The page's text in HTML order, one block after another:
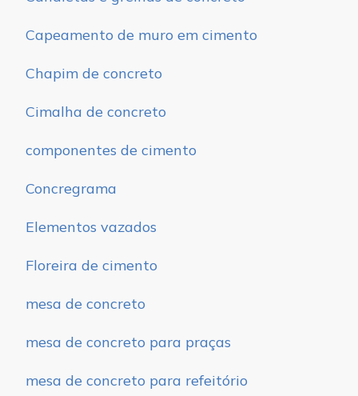
Capeamento de muro em cimento
Chapim de concreto
Cimalha de concreto
componentes de cimento
Concregrama
Elementos vazados
Floreira de cimento
mesa de concreto
mesa de concreto para praças
mesa de concreto para refeitório